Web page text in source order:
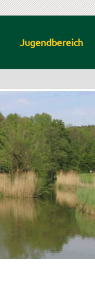
Jugendbereich